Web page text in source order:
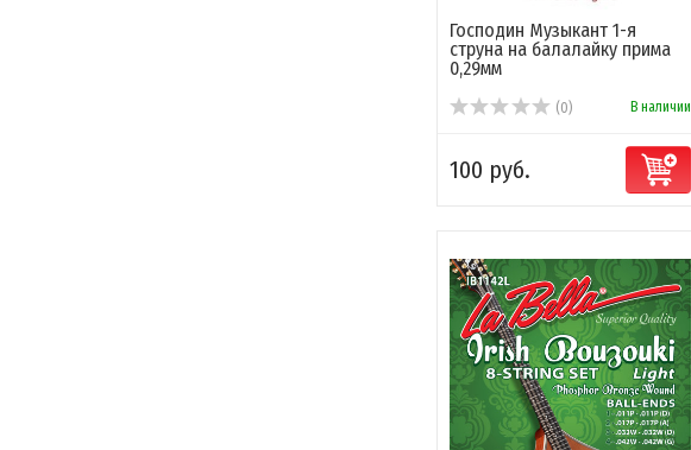
Господин Музыкант 1-я
струна на балалайку прима
0,29мм
(0) В наличии
100 руб.